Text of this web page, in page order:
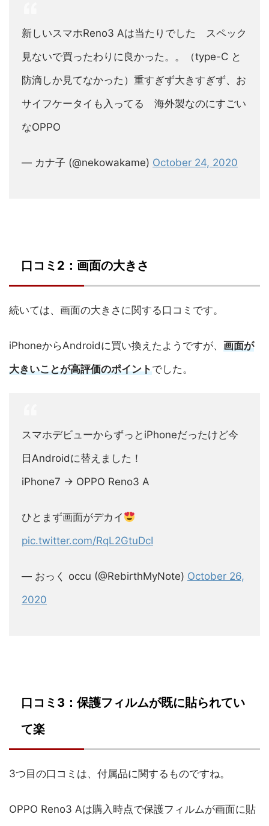
新しいスマホReno3 Aは当たりでした スペック
見ないで買ったわりに良かった。。（type-C と
防滴しか見てなかった）重すぎず大きすぎず、お
サイフケータイも入ってる 海外製なのにすごい
なOPPO
— カナ子 (@nekowakame) October 24, 2020
口コミ2：画面の大きさ
続いては、画面の大きさに関する口コミです。
iPhoneからAndroidに買い換えたようですが、 画面が
大きいことが高評価のポイントでした。
スマホデビューからずっとiPhoneだったけど今
日Androidに替えました！
iPhone7 → OPPO Reno3 A
ひとまず画面がデカイ
pic.twitter.com/RqL2GtuDcI
— おっく occu (@RebirthMyNote) October 26,
2020
口コミ3：保護フィルムが既に貼られてい
て楽
3つ目の口コミは、付属品に関するものですね。
OPPO Reno3 Aは購入時点で保護フィルムが画面に貼